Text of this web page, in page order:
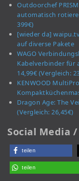
Outdoorchef
automatisch
399€)
[wieder da]
auf diverse Pakete
WAGO
Kabelverbinder für
14,99€ (Vergleich:
KENWOOD
Dragon Age: The
(Vergleich: 26,45€)
Social Media
teilen
teilen